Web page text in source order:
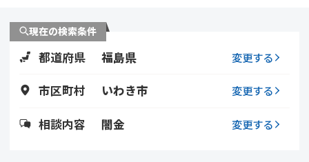
現在の検索条件
都道府県 福島県 変更する
市区町村 いわき市 変更する
相談内容 闇金 変更する